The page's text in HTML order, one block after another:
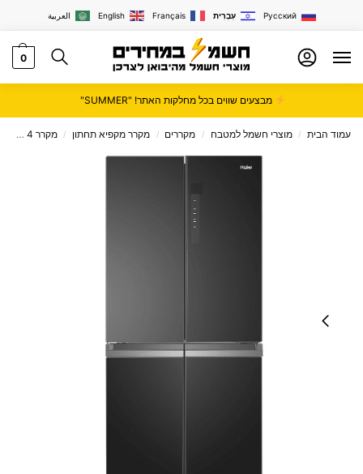
العربية English Français עִבְרִית Русский
0
מבצעים שווים בכל מחלקות האתר! "SUMMER"
עמוד הבית / מוצרי חשמל למטבח / מקררים / מקרר מקפיא תחתון / מקרר 4 דלתות